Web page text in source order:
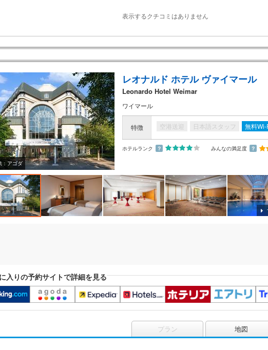
表示するクチコミはありません
：アゴダ
レオナルド ホテル ヴァイマール
Leonardo Hotel Weimar
ワイマール
特徴 空港送迎 日本語スタッフ 無料Wi-
ホテルランク ？ みんなの満足度 ？
入りの予約サイトで詳細を見る
プラン 地図